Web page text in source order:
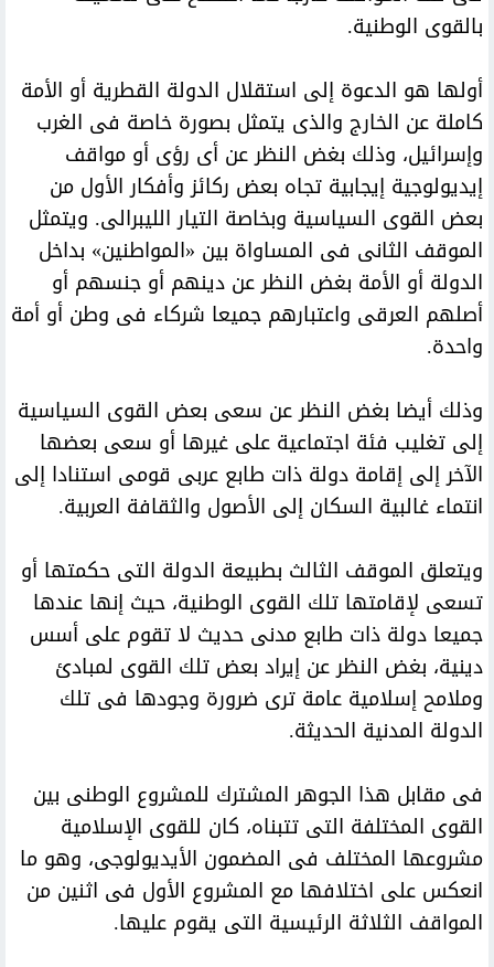
بالقوى الوطنية.
أولها هو الدعوة إلى استقلال الدولة القطرية أو الأمة
كاملة عن الخارج والذى يتمثل بصورة خاصة فى الغرب
وإسرائيل، وذلك بغض النظر عن أى رؤى أو مواقف
إيديولوجية إيجابية تجاه بعض ركائز وأفكار الأول من
بعض القوى السياسية وبخاصة التيار الليبرالى. ويتمثل
الموقف الثانى فى المساواة بين «المواطنين» بداخل
الدولة أو الأمة بغض النظر عن دينهم أو جنسهم أو
أصلهم العرقى واعتبارهم جميعا شركاء فى وطن أو أمة
واحدة.
وذلك أيضا بغض النظر عن سعى بعض القوى السياسية
إلى تغليب فئة اجتماعية على غيرها أو سعى بعضها
الآخر إلى إقامة دولة ذات طابع عربى قومى استنادا إلى
انتماء غالبية السكان إلى الأصول والثقافة العربية.
ويتعلق الموقف الثالث بطبيعة الدولة التى حكمتها أو
تسعى لإقامتها تلك القوى الوطنية، حيث إنها عندها
جميعا دولة ذات طابع مدنى حديث لا تقوم على أسس
دينية، بغض النظر عن إيراد بعض تلك القوى لمبادئ
وملامح إسلامية عامة ترى ضرورة وجودها فى تلك
الدولة المدنية الحديثة.
فى مقابل هذا الجوهر المشترك للمشروع الوطنى بين
القوى المختلفة التى تتبناه، كان للقوى الإسلامية
مشروعها المختلف فى المضمون الأيديولوجى، وهو ما
انعكس على اختلافها مع المشروع الأول فى اثنين من
المواقف الثلاثة الرئيسية التى يقوم عليها.